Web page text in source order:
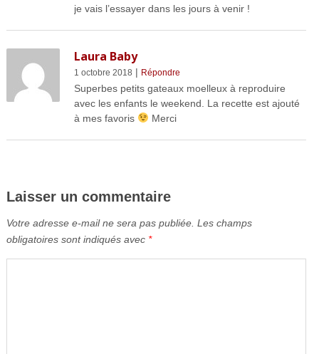
je vais l’essayer dans les jours à venir !
Laura Baby
1 octobre 2018 | Répondre
Superbes petits gateaux moelleux à reproduire
avec les enfants le weekend. La recette est ajouté
à mes favoris
Merci
Laisser un commentaire
Votre adresse e-mail ne sera pas publiée. Les champs
obligatoires sont indiqués avec *